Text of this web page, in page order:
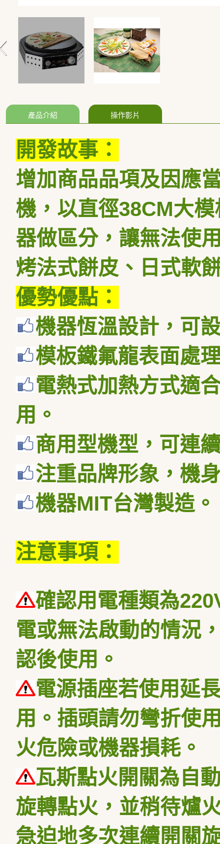
產品介紹 操作影片
開發故事：
增加商品品項及因應
機，以直徑38CM大
器做區分，讓無法使
烤法式餅皮、日式軟
優勢優點：
機器恆溫設計，可
模板鐵氟龍表面處
電熱式加熱方式適
用。
商用型機型，可連
注重品牌形象，機
機器MIT台灣製造。
注意事項：
確認用電種類為
電或無法啟動的情況
認後使用。
電源插座若使用延
用。插頭請勿彎折使
火危險或機器損耗。
瓦斯點火開關為自
旋轉點火，並稍待爐
急迫地多次連續開關